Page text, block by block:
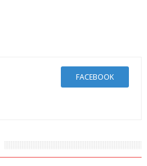
FACEBOOK